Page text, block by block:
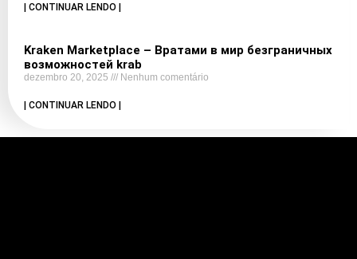
| CONTINUAR LENDO |
Kraken Marketplace – Вратами в мир безграничных
возможностей krab
dezembro 20, 2025 Nenhum comentário
| CONTINUAR LENDO |